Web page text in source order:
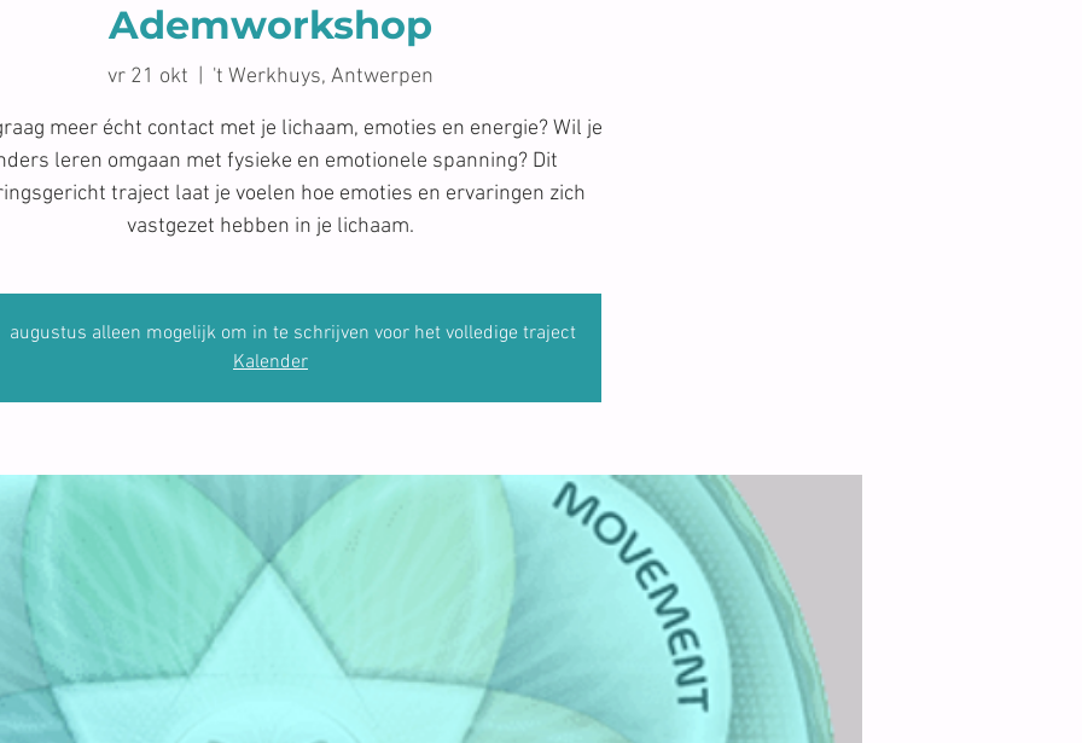
Ademworkshop
vr 21 okt 't Werkhuys, Antwerpen
meer écht contact met je lichaam, emoties en energie? Wil je
leren omgaan met fysieke en emotionele spanning? Dit
traject laat je voelen hoe emoties en ervaringen zich
vastgezet hebben in je lichaam.
augustus alleen mogelijk om in te schrijven voor het volledige traject
Kalender